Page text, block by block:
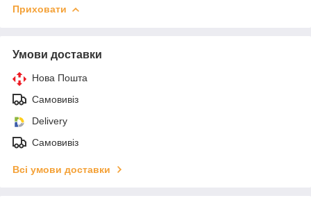
Приховати
Умови доставки
Нова Пошта
Самовивіз
Delivery
Самовивіз
Всі умови доставки